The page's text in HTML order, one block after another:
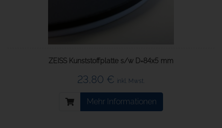
ZEISS Kunststoffplatte s/w D=84x5 mm
23,80 € inkl. Mwst.
Mehr Informationen